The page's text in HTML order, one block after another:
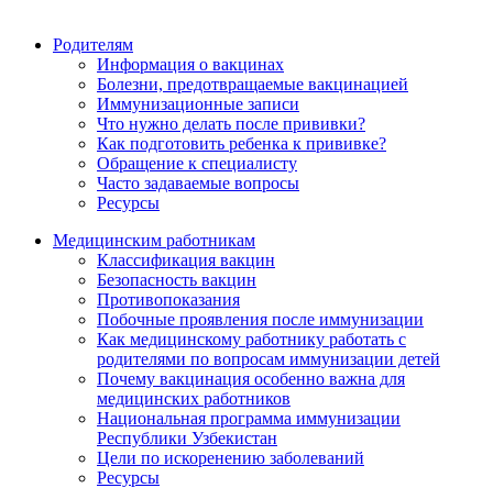
Родителям
Информация о вакцинах
Болезни, предотвращаемые вакцинацией
Иммунизационные записи
Что нужно делать после прививки?
Как подготовить ребенка к прививке?
Обращение к специалисту
Часто задаваемые вопросы
Ресурсы
Медицинским работникам
Классификация вакцин
Безопасность вакцин
Противопоказания
Побочные проявления после иммунизации
Как медицинскому работнику работать с
родителями по вопросам иммунизации детей
Почему вакцинация особенно важна для
медицинских работников
Национальная программа иммунизации
Республики Узбекистан
Цели по искоренению заболеваний
Ресурсы